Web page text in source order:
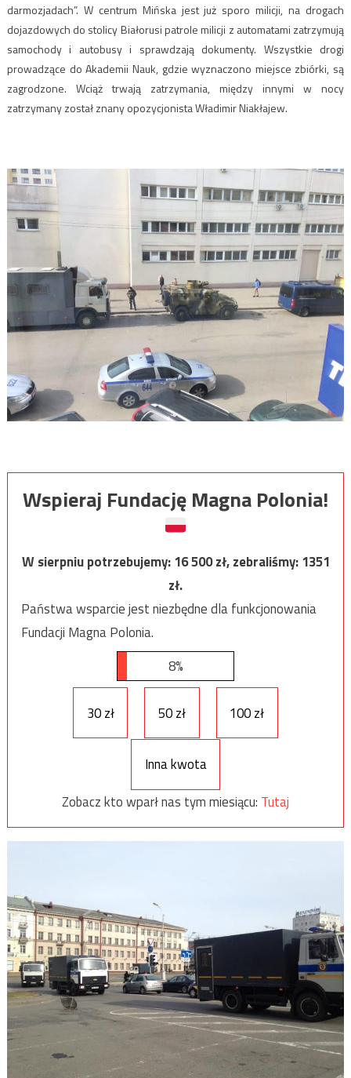
darmozjadach”. W centrum Mińska jest już sporo milicji, na drogach
dojazdowych do stolicy Białorusi patrole milicji z automatami zatrzymują
samochody i autobusy i sprawdzają dokumenty. Wszystkie drogi
prowadzące do Akademii Nauk, gdzie wyznaczono miejsce zbiórki, są
zagrodzone. Wciąż trwają zatrzymania, między innymi w nocy
zatrzymany został znany opozycjonista Władimir Niakłajew.
Wspieraj Fundację Magna Polonia!
W sierpniu potrzebujemy:16 500zł, zebraliśmy:1351
zł.
Państwa wsparcie jest niezbędne dla funkcjonowania
Fundacji Magna Polonia.
8%
30 zł 50 zł 100 zł
Inna kwota
Zobacz kto wparł nas tym miesiącu: Tutaj